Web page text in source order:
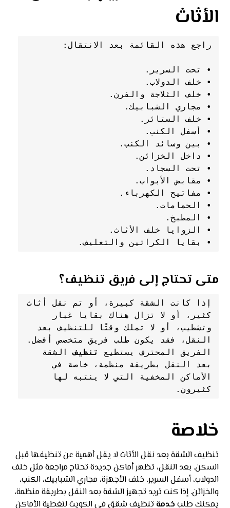
الأثاث
• بقايا الكراتين والتغليف.
متى تحتاج إلى فريق تنظيف؟
الفريق المحترف يستطيع
تنظيف
بعد النقل بطريقة منظمة، خاصة في
كثيرون.
خلاصة
تنظيف الشقة بعد نقل الأثاث لا يقل أهمية عن تنظيفها قبل
السكن. بعد النقل، تظهر أماكن جديدة تحتاج مراجعة مثل خلف
الدولاب، أسفل السرير، خلف الأجهزة، مجاري الشبابيك، الكنب،
والخزائن. إذا كنت تريد تجهيز الشقة بعد النقل بطريقة منظمة،
يمكنك طلب خدمة تنظيف شقق في الكويت لتغطية الأماكن